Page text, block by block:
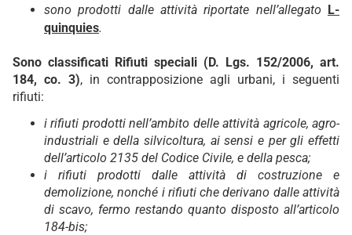
sono prodotti dalle attività riportate nell’allegato L-
quinquies.
Sono classificati Rifiuti speciali (D. Lgs. 152/2006, art.
184, co. 3), in contrapposizione agli urbani, i seguenti
rifiuti:
i rifiuti prodotti nell’ambito delle attività agricole, agro-
industriali e della silvicoltura, ai sensi e per gli effetti
dell’articolo 2135 del Codice Civile, e della pesca;
i rifiuti prodotti dalle attività di costruzione e
demolizione, nonché i rifiuti che derivano dalle attività
di scavo, fermo restando quanto disposto all’articolo
184-bis;